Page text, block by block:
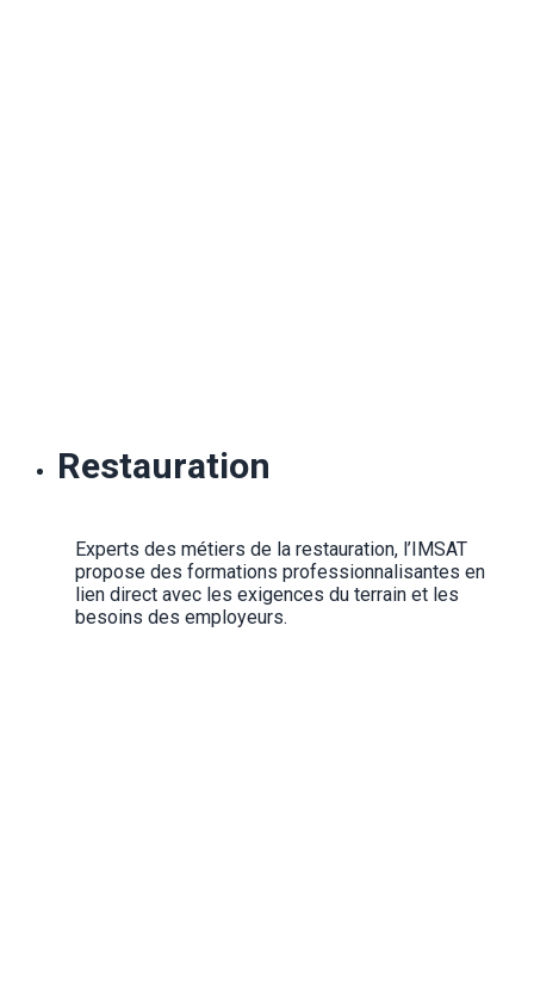
Restauration
Experts des métiers de la restauration, l’IMSAT
propose des formations professionnalisantes en
lien direct avec les exigences du terrain et les
besoins des employeurs.